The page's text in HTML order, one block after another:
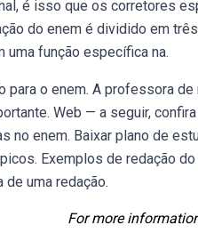
é isso que os corretores
do enem é dividido em
uma função específica na.
para o enem. A professora
Web — a seguir,
no enem. Baixar plano de
Exemplos de redação
de uma redação.
For more